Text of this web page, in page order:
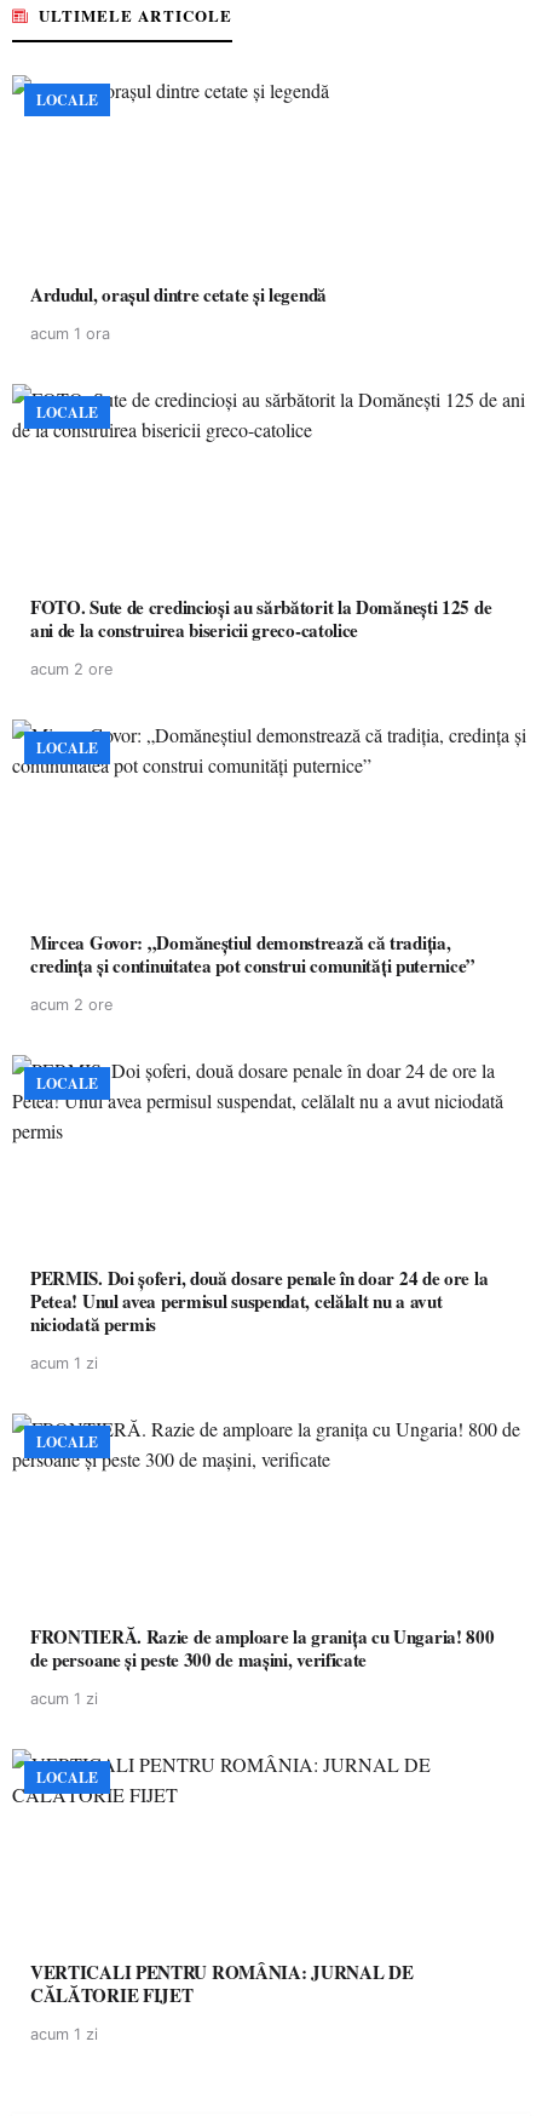
ULTIMELE ARTICOLE
LOCALE
Ardudul, orașul dintre cetate și legendă
acum 1 ora
LOCALE
FOTO. Sute de credincioși au sărbătorit la Domănești 125 de
ani de la construirea bisericii greco-catolice
acum 2 ore
LOCALE
Mircea Govor: „Domăneștiul demonstrează că tradiția,
credința și continuitatea pot construi comunități puternice”
acum 2 ore
LOCALE
PERMIS. Doi șoferi, două dosare penale în doar 24 de ore la
Petea! Unul avea permisul suspendat, celălalt nu a avut
niciodată permis
acum 1 zi
LOCALE
FRONTIERĂ. Razie de amploare la granița cu Ungaria! 800
de persoane și peste 300 de mașini, verificate
acum 1 zi
LOCALE
VERTICALI PENTRU ROMÂNIA: JURNAL DE
CĂLĂTORIE FIJET
acum 1 zi